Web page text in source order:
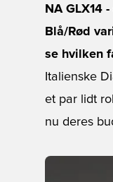
NA GLX14
Blå/Rød
se hvilken
Italienske
et par lidt
nu deres